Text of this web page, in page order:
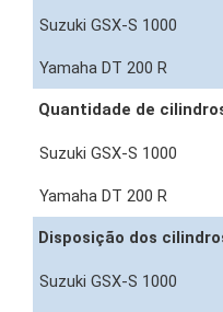
Quantidade de
Disposição dos